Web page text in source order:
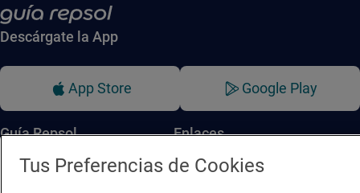
Descárgate la App
App Store Google Play
Guía Repsol
Comer
Enlaces
Contacto
Tus Preferencias de Cookies